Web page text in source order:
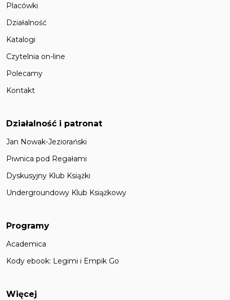
Placówki
Działalność
Katalogi
Czytelnia on-line
Polecamy
Kontakt
Działalność i patronat
Jan Nowak-Jeziorański
Piwnica pod Regałami
Dyskusyjny Klub Książki
Undergroundowy Klub Książkowy
Programy
Academica
Kody ebook: Legimi i Empik Go
Więcej